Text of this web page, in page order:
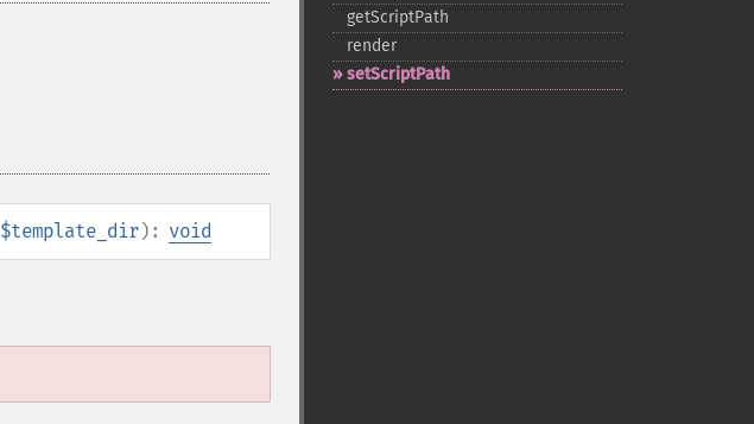
$template_dir): void
getScriptPath
render
setScriptPath